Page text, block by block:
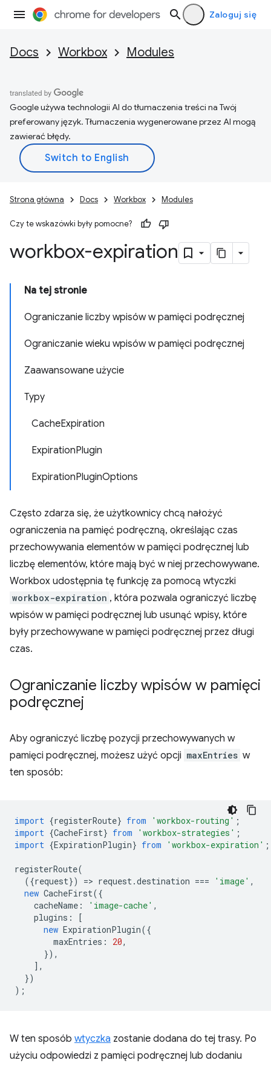
Zaloguj się
Docs Workbox Modules
Google używa technologii AI do tłumaczenia treści na Twój
preferowany język. Tłumaczenia wygenerowane przez AI mogą
zawierać błędy.
Strona główna Docs Workbox Modules
Czy te wskazówki były pomocne?
workbox-expiration
Na tej stronie
Ograniczanie liczby wpisów w pamięci podręcznej
Ograniczanie wieku wpisów w pamięci podręcznej
Zaawansowane użycie
Typy
CacheExpiration
ExpirationPlugin
ExpirationPluginOptions
Często zdarza się, że użytkownicy chcą nałożyć
ograniczenia na pamięć podręczną, określając czas
przechowywania elementów w pamięci podręcznej lub
liczbę elementów, które mają być w niej przechowywane.
Workbox udostępnia tę funkcję za pomocą wtyczki
workbox-expiration , która pozwala ograniczyć liczbę
wpisów w pamięci podręcznej lub usunąć wpisy, które
były przechowywane w pamięci podręcznej przez długi
czas.
Ograniczanie liczby wpisów w pamięci
podręcznej
Aby ograniczyć liczbę pozycji przechowywanych w
pamięci podręcznej, możesz użyć opcji maxEntries w
ten sposób:
import {registerRoute} from 'workbox-routing' ;
import {CacheFirst} from 'workbox-strategies' ;
import {ExpirationPlugin} from 'workbox-expiration' ;
registerRoute(
({request}) => request.destination === 'image' ,
new CacheFirst({
cacheName : 'image-cache' ,
plugins :
[
new ExpirationPlugin({
maxEntries : 20,
}),
],
})
);
W ten sposób wtyczka zostanie dodana do tej trasy. Po
użyciu odpowiedzi z pamięci podręcznej lub dodaniu